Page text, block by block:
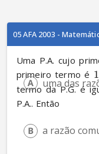
05 AFA 2003 -
Uma P.A. cujo
primeiro termo é 1
termo da P.G. é
P.A.. Então
uma das
a razão